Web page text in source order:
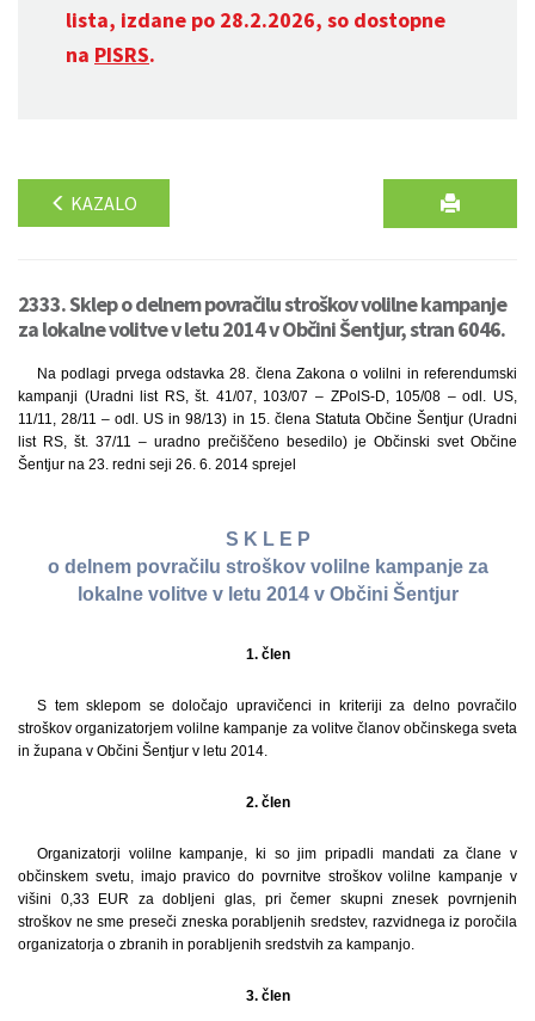
lista, izdane po 28.2.2026, so dostopne
na PISRS.
KAZALO
2333. Sklep o delnem povračilu stroškov volilne kampanje
za lokalne volitve v letu 2014 v Občini Šentjur, stran 6046.
Na podlagi prvega odstavka 28. člena Zakona o volilni in referendumski
kampanji (Uradni list RS, št. 41/07, 103/07 – ZPolS-D, 105/08 – odl. US,
11/11, 28/11 – odl. US in 98/13) in 15. člena Statuta Občine Šentjur (Uradni
list RS, št. 37/11 – uradno prečiščeno besedilo) je Občinski svet Občine
Šentjur na 23. redni seji 26. 6. 2014 sprejel
S K L E P
o delnem povračilu stroškov volilne kampanje za
lokalne volitve v letu 2014 v Občini Šentjur
1. člen
S tem sklepom se določajo upravičenci in kriteriji za delno povračilo
stroškov organizatorjem volilne kampanje za volitve članov občinskega sveta
in župana v Občini Šentjur v letu 2014.
2. člen
Organizatorji volilne kampanje, ki so jim pripadli mandati za člane v
občinskem svetu, imajo pravico do povrnitve stroškov volilne kampanje v
višini 0,33 EUR za dobljeni glas, pri čemer skupni znesek povrnjenih
stroškov ne sme preseči zneska porabljenih sredstev, razvidnega iz poročila
organizatorja o zbranih in porabljenih sredstvih za kampanjo.
3. člen